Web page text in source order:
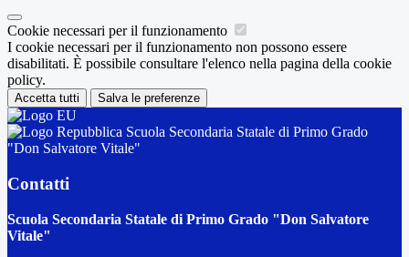
Cookie necessari per il funzionamento
I cookie necessari per il funzionamento non possono essere
disabilitati. È possibile consultare l'elenco nella pagina della cookie
policy.
Accetta tutti Salva le preferenze
Scuola Secondaria Statale di Primo Grado
"Don Salvatore Vitale"
Contatti
Scuola Secondaria Statale di Primo Grado "Don Salvatore
Vitale"